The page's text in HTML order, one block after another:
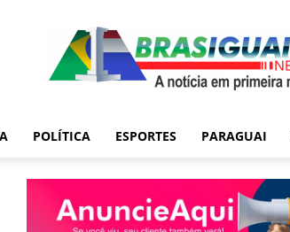
POLÍTICA ESPORTES PARAGUAI